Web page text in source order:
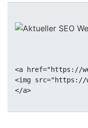
<a href="https://
<img src="https://